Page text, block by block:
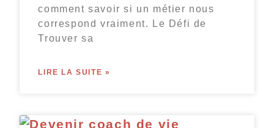
comment savoir si un métier nous
correspond vraiment. Le Défi de
Trouver sa
LIRE LA SUITE »